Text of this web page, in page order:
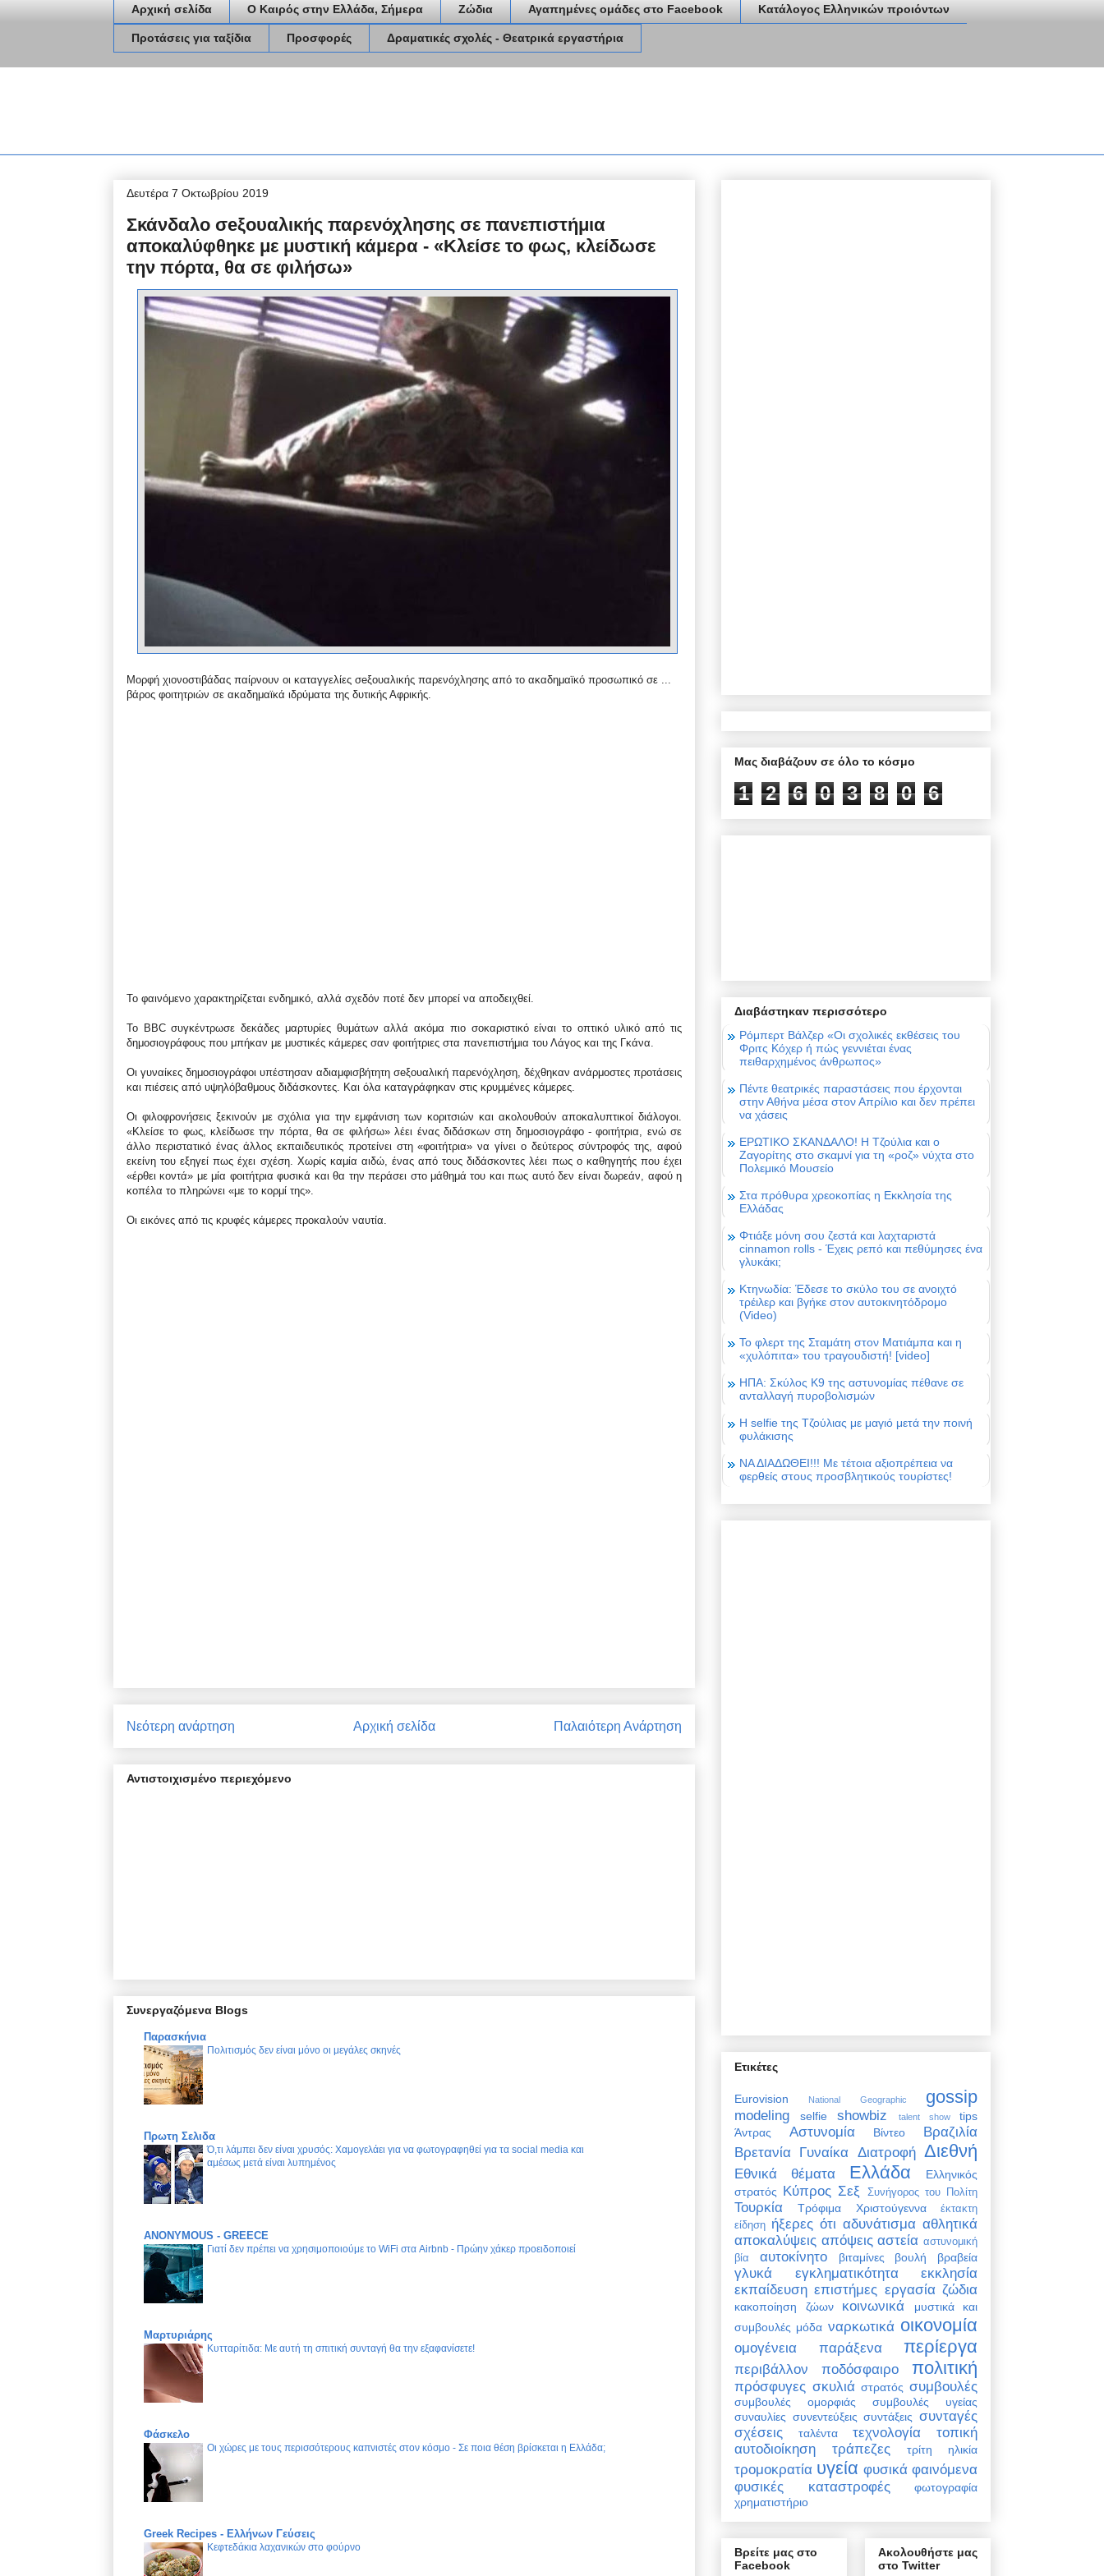
Αρχική σελίδα Ο Καιρός στην Ελλάδα, Σήμερα Ζώδια Αγαπημένες ομάδες στο Facebook Κατάλογος Ελληνικών προιόντων
Προτάσεις για ταξίδια Προσφορές Δραματικές σχολές - Θεατρικά εργαστήρια
Δευτέρα 7 Οκτωβρίου 2019
Σκάνδαλο σeξουαλικής παρενόχλησης σε πανεπιστήμια
αποκαλύφθηκε με μυστική κάμερα - «Κλείσε το φως, κλείδωσε
την πόρτα, θα σε φιλήσω»
Μορφή χιονοστιβάδας παίρνουν οι καταγγελίες σeξουαλικής παρενόχλησης από το ακαδημαϊκό προσωπικό σε ...
βάρος φοιτητριών σε ακαδημαϊκά ιδρύματα της δυτικής Αφρικής.
Το φαινόμενο χαρακτηρίζεται ενδημικό, αλλά σχεδόν ποτέ δεν μπορεί να αποδειχθεί.
Το BBC συγκέντρωσε δεκάδες μαρτυρίες θυμάτων αλλά ακόμα πιο σοκαριστικό είναι το οπτικό υλικό από τις
δημοσιογράφους που μπήκαν με μυστικές κάμερες σαν φοιτήτριες στα πανεπιστήμια του Λάγος και της Γκάνα.
Οι γυναίκες δημοσιογράφοι υπέστησαν αδιαμφισβήτητη σeξουαλική παρενόχληση, δέχθηκαν ανάρμοστες προτάσεις
και πιέσεις από υψηλόβαθμους διδάσκοντες. Και όλα καταγράφηκαν στις κρυμμένες κάμερες.
Οι φιλοφρονήσεις ξεκινούν με σχόλια για την εμφάνιση των κοριτσιών και ακολουθούν αποκαλυπτικοί διάλογοι.
«Κλείσε το φως, κλείδωσε την πόρτα, θα σε φιλήσω» λέει ένας διδάσκων στη δημοσιογράφο - φοιτήτρια, ενώ σε
άλλο περιστατικό ένας άλλος εκπαιδευτικός προτείνει στη «φοιτήτρια» να γίνει ο δεύτερος σύντροφός της, αφού
εκείνη του εξηγεί πως έχει σχέση. Χωρίς καμία αιδώ, ένας από τους διδάσκοντες λέει πως ο καθηγητής που έχει
«έρθει κοντά» με μία φοιτήτρια φυσικά και θα την περάσει στο μάθημά του και πως αυτό δεν είναι δωρεάν, αφού η
κοπέλα το πληρώνει «με το κορμί της».
Οι εικόνες από τις κρυφές κάμερες προκαλούν ναυτία.
Νεότερη ανάρτηση Παλαιότερη Ανάρτηση
Αρχική σελίδα
Αντιστοιχισμένο περιεχόμενο
Συνεργαζόμενα Blogs
Παρασκήνια
Πολιτισμός δεν είναι μόνο οι μεγάλες σκηνές
Πρωτη Σελιδα
Ό,τι λάμπει δεν είναι χρυσός: Χαμογελάει για να φωτογραφηθεί για τα social media και
αμέσως μετά είναι λυπημένος
ANONYMOUS - GREECE
Γιατί δεν πρέπει να χρησιμοποιούμε το WiFi στα Airbnb - Πρώην χάκερ προειδοποιεί
Μαρτυριάρης
Κυτταρίτιδα: Με αυτή τη σπιτική συνταγή θα την εξαφανίσετε!
Φάσκελο
Οι χώρες με τους περισσότερους καπνιστές στον κόσμο - Σε ποια θέση βρίσκεται η Ελλάδα;
Greek Recipes - Ελλήνων Γεύσεις
Κεφτεδάκια λαχανικών στο φούρνο
Μας διαβάζουν σε όλο το κόσμο
1 2 6 0 3 8 0 6
Διαβάστηκαν περισσότερο
Ρόμπερτ Βάλζερ «Οι σχολικές εκθέσεις του
Φριτς Κόχερ ή πώς γεννιέται ένας
πειθαρχημένος άνθρωπος»
Πέντε θεατρικές παραστάσεις που έρχονται
στην Αθήνα μέσα στον Απρίλιο και δεν πρέπει
να χάσεις
ΕΡΩΤΙΚΟ ΣΚΑΝΔΑΛΟ! Η Τζούλια και ο
Ζαγορίτης στο σκαμνί για τη «ροζ» νύχτα στο
Πολεμικό Μουσείο
Στα πρόθυρα χρεοκοπίας η Εκκλησία της
Ελλάδας
Φτιάξε μόνη σου ζεστά και λαχταριστά
cinnamon rolls - Έχεις ρεπό και πεθύμησες ένα
γλυκάκι;
Κτηνωδία: Έδεσε το σκύλο του σε ανοιχτό
τρέιλερ και βγήκε στον αυτοκινητόδρομο
(Video)
Το φλερτ της Σταμάτη στον Ματιάμπα και η
«χυλόπιτα» του τραγουδιστή! [video]
ΗΠΑ: Σκύλος Κ9 της αστυνομίας πέθανε σε
ανταλλαγή πυροβολισμών
Η selfie της Τζούλιας με μαγιό μετά την ποινή
φυλάκισης
ΝΑ ΔΙΑΔΩΘΕΙ!!! Με τέτοια αξιοπρέπεια να
φερθείς στους προσβλητικούς τουρίστες!
Ετικέτες
Eurovision National Geographic gossip
modeling selfie showbiz talent show
tips
Άντρας
Αστυνομία Βίντεο
Βραζιλία
Βρετανία Γυναίκα Διατροφή Διεθνή
Εθνικά θέματα Ελλάδα
Ελληνικός
στρατός Κύπρος Σεξ Συνήγορος του Πολίτη
Τουρκία Τρόφιμα Χριστούγεννα
έκτακτη
είδηση ήξερες ότι αδυνάτισμα αθλητικά
αποκαλύψεις απόψεις αστεία αστυνομική
βία
αυτοκίνητο βιταμίνες βουλή βραβεία
γλυκά εγκληματικότητα
εκκλησία
εκπαίδευση επιστήμες εργασία ζώδια
κακοποίηση ζώων κοινωνικά
μυστικά και
συμβουλές μόδα ναρκωτικά οικονομία
ομογένεια παράξενα περίεργα
περιβάλλον ποδόσφαιρο πολιτική
πρόσφυγες σκυλιά στρατός συμβουλές
συμβουλές ομορφιάς
συμβουλές υγείας
συναυλίες συνεντεύξεις συντάξεις συνταγές
σχέσεις
ταλέντα τεχνολογία
τοπική
αυτοδιοίκηση
τράπεζες τρίτη ηλικία
τρομοκρατία υγεία φυσικά φαινόμενα
φυσικές καταστροφές
φωτογραφία
χρηματιστήριο
Βρείτε μας στο
Facebook
Ακολουθήστε μας
στο Twitter